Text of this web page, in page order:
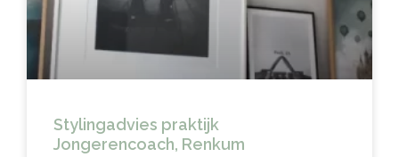
Stylingadvies praktijk
Jongerencoach, Renkum